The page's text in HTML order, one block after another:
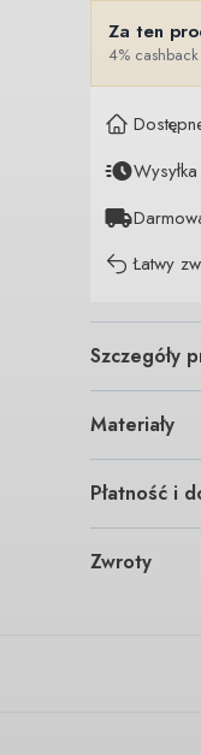
Za ten
4%
Łatwy
Szczegóły
Materiały
Płatność i
Zwroty